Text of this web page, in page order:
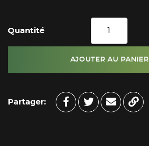
Quantité
AJOUTER AU PANIER
Partager: